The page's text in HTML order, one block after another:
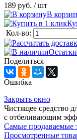
189 руб. / шт
В
Кол-во:
Поделиться
Ошибка
Закрыть окно
Чистящее средство
с отбеливающим
Самые продаваемые
Просмотренные